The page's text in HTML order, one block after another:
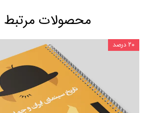
۲۰ درصد
محصولات مرتبط